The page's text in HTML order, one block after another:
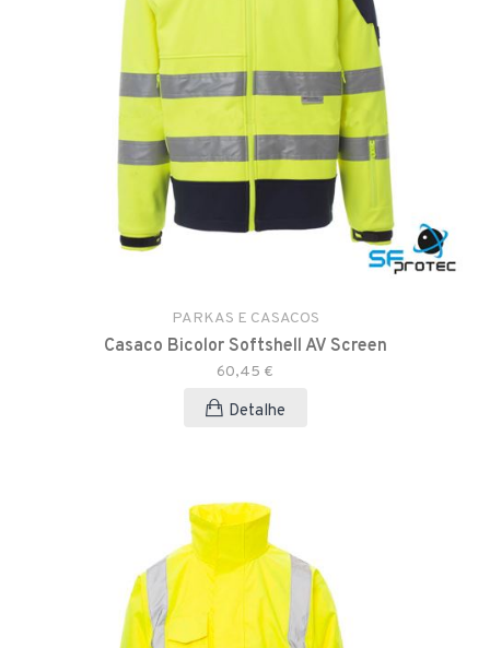
PARKAS E CASACOS
Casaco Bicolor Softshell AV Screen
60,45 €
Detalhe